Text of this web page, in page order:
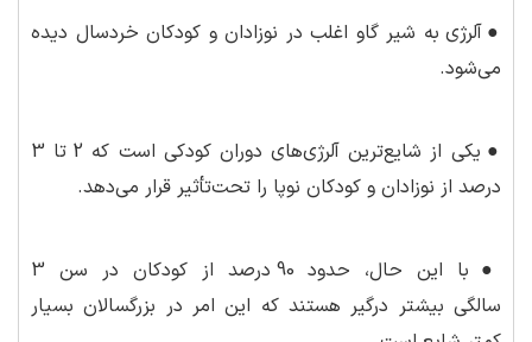
●آلرژی به شیر گاو اغلب در نوزادان و کودکان خردسال دیده
می‌شود.
●
یکی از شایع‌ترین آلرژی‌های دوران کودکی است که 2 تا 3
درصد از نوزادان و کودکان نوپا را تحت‌تأثیر قرار می‌دهد.
●
با این حال، حدود 90 درصد از کودکان در سن 3
سالگی بیشتر درگیر هستند که این امر در بزرگسالان بسیار